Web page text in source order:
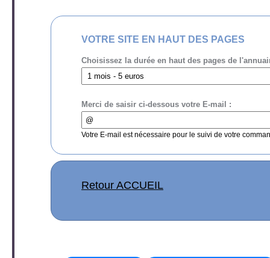
VOTRE SITE EN HAUT DES PAGES
Choisissez la durée en haut des pages de
Merci de saisir ci-dessous votre E-mail :
Votre E-mail est nécessaire pour le suivi de votre
Retour ACCUEIL